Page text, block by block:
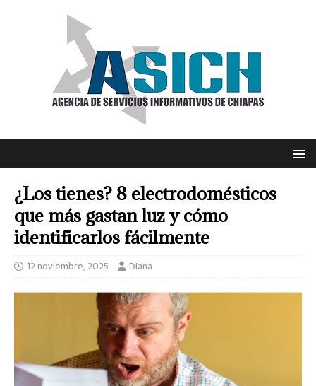
¿Los tienes? 8 electrodomésticos
que más gastan luz y cómo
identificarlos fácilmente
12 noviembre, 2025 Diana